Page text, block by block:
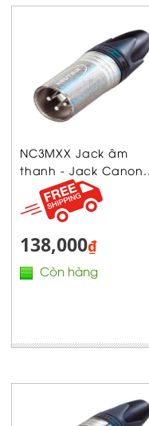
NC3MXX Jack âm
thanh - Jack Canon...
138,000₫
Còn hàng